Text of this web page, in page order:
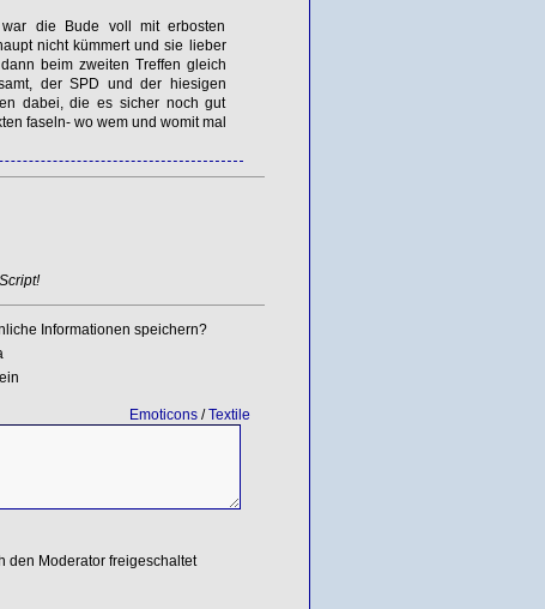
die Bude voll mit erbosten
nicht kümmert und sie lieber
beim zweiten Treffen gleich
derSPD und der hiesigen
dabei, die es sicher noch gut
faseln- wo wem und womit mal
Informationen speichern?
Emoticons/Textile
den Moderator freigeschaltet